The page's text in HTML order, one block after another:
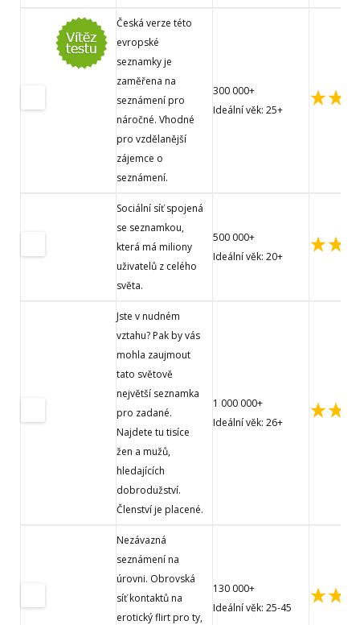
Česká verze této
evropské
seznamky je
zaměřena na
seznámení pro
náročné. Vhodné
pro vzdělanější
zájemce o
seznámení.
300 000+
Ideální věk: 25+
Sociální síť spojená
se seznamkou,
která má miliony
uživatelů z celého
světa.
500 000+
Ideální věk: 20+
Jste v nudném
vztahu? Pak by vás
mohla zaujmout
tato světově
největší seznamka
pro zadané.
Najdete tu tisíce
žen a mužů,
hledajících
dobrodužství.
Členství je placené.
1 000 000+
Ideální věk: 26+
Nezávazná
seznámení na
úrovni. Obrovská
síť kontaktů na
erotický flirt pro ty,
130 000+
Ideální věk: 25-45